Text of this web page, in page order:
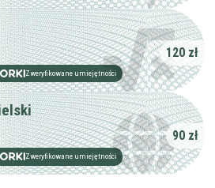
Zweryfikowane umiejętności
120 zł
Zweryfikowane umiejętności
90 zł